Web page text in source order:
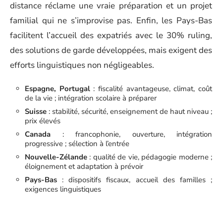
distance réclame une vraie préparation et un projet
familial qui ne s’improvise pas. Enfin, les Pays-Bas
facilitent l’accueil des expatriés avec le 30% ruling,
des solutions de garde développées, mais exigent des
efforts linguistiques non négligeables.
Espagne, Portugal: fiscalité avantageuse, climat, coût
de la vie ; intégration scolaire à préparer
Suisse : stabilité, sécurité, enseignement de haut niveau ;
prix élevés
Canada : francophonie, ouverture, intégration
progressive ; sélection à l’entrée
Nouvelle-Zélande : qualité de vie, pédagogie moderne ;
éloignement et adaptation à prévoir
Pays-Bas : dispositifs fiscaux, accueil des familles ;
exigences linguistiques